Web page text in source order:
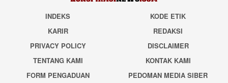
INDEKS
KODE ETIK
KARIR
REDAKSI
PRIVACY POLICY
DISCLAIMER
TENTANG KAMI
KONTAK KAMI
FORM PENGADUAN
PEDOMAN MEDIA SIBER